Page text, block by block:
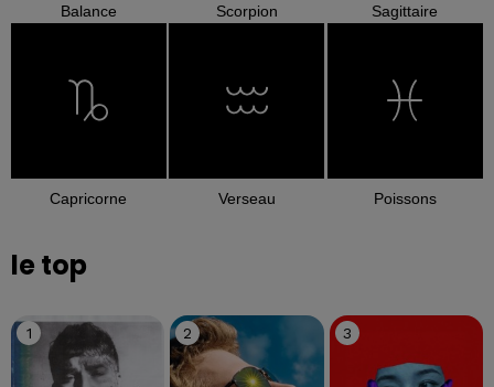
Balance Scorpion Sagittaire
Capricorne Verseau Poissons
le top
1 2 3